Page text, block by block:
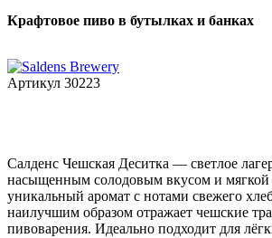
Крафтовое пиво в бутылках и банках
Артикул 30223
Салденс Чешская Деситка — светлое
насыщенным солодовым вкусом и мягкой
уникальный аромат с нотами свежего
наилучшим образом отражает чешские
пивоварения. Идеально подходит для